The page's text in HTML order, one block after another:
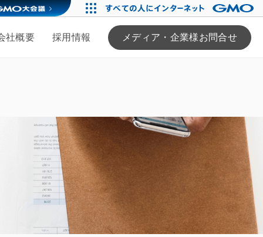
社概要 採用情報 メディア・企業様お問合せ